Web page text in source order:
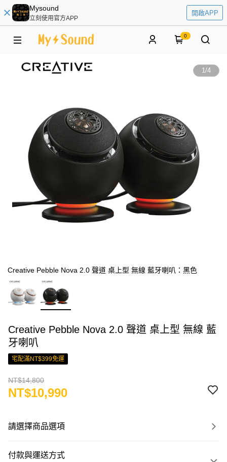
Mysound
立刻使用官方APP
開啟APP
0
1/4
Creative Pebble Nova 2.0 聲道 桌上型 無線 藍牙喇叭：黑色
Creative Pebble Nova 2.0 聲道 桌上型 無線 藍
牙喇叭
宅配滿NT$399免運
NT$14,800
NT$10,990
請選擇商品選項
付款與運送方式